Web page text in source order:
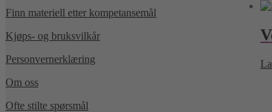
Finn materiell etter kompetansemål
Kjøps- og bruksvilkår
Personvernerklæring
Om oss
Ofte stilte spørsmål